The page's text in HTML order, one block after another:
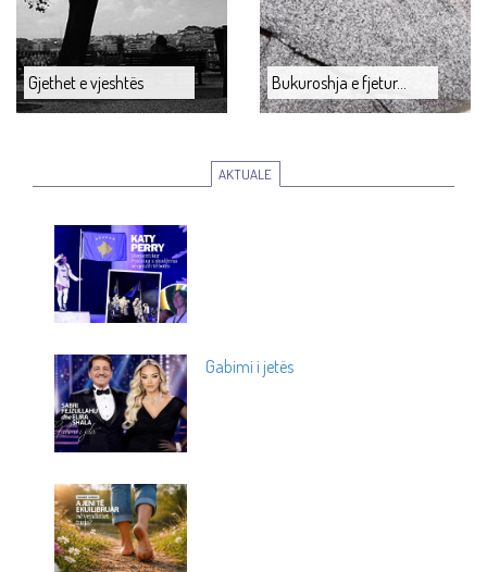
Gjethet e vjeshtës Bukuroshja e fjetur...
AKTUALE
Gabimi i jetës